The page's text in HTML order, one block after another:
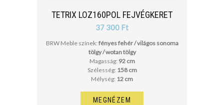
TETRIX LOZ160POL FEJVÉGKERET
37 300 Ft
BRW Meble színek: fényes fehér / világos sonoma
tölgy / wotan tölgy
Magasság: 92 cm
Szélesség: 158 cm
Mélység: 12 cm
MEGNÉZEM